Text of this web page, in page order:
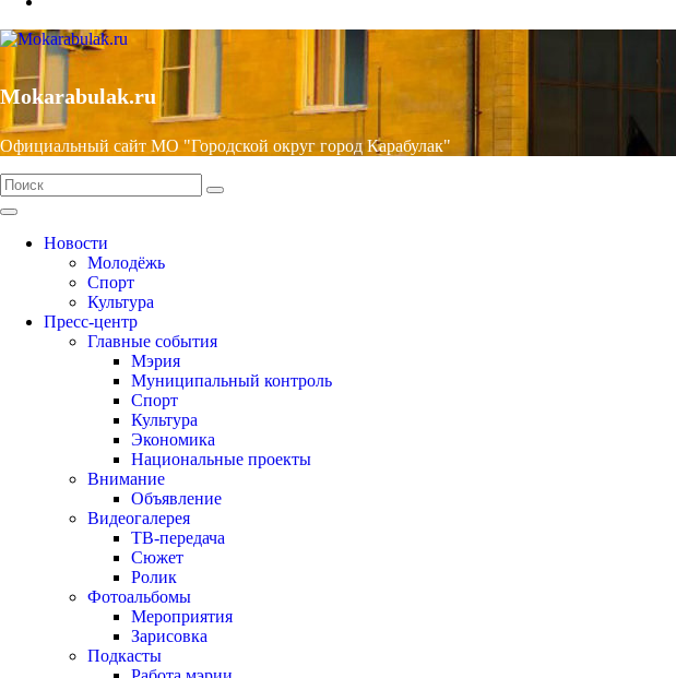
Mokarabulak.ru
Официальный сайт МО "Городской округ город Карабулак"
Новости
Молодёжь
Спорт
Культура
Пресс-центр
Главные события
Мэрия
Муниципальный контроль
Спорт
Культура
Экономика
Национальные проекты
Внимание
Объявление
Видеогалерея
ТВ-передача
Сюжет
Ролик
Фотоальбомы
Мероприятия
Зарисовка
Подкасты